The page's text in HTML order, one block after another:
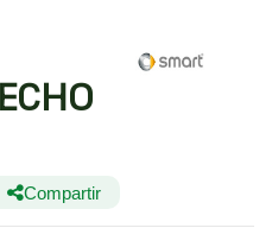
Compartir